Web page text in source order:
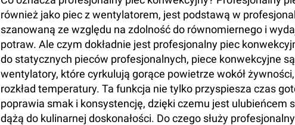
również jako piec z wentylatorem, jest podstawą w
szanowaną ze względu na zdolność do równomiernego i
potraw. Ale czym dokładnie jest profesjonalny piec
do statycznych pieców profesjonalnych, piece konwekcyjne
wentylatory, które cyrkulują gorące powietrze wokół
rozkład temperatury. Ta funkcja nie tylko przyspiesza czas
poprawia smak i konsystencję, dzięki czemu jest ulubieńcem
dążą do kulinarnej doskonałości. Do czego służy